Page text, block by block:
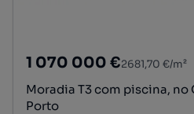
1 070 000 €2681,70 €/m²
Moradia T3 com piscina, no
Porto